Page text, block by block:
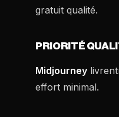
gratuit qualité.
PRIORITÉ
Midjourney
effort minimal.